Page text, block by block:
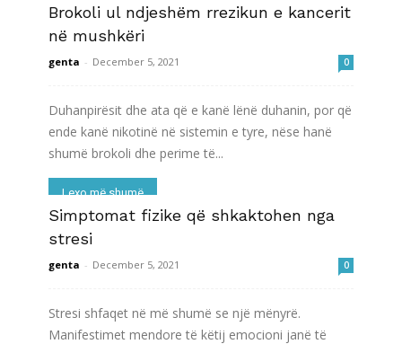
Brokoli ul ndjeshëm rrezikun e kancerit
në mushkëri
genta - December 5, 2021 0
Duhanpirësit dhe ata që e kanë lënë duhanin, por që
ende kanë nikotinë në sistemin e tyre, nëse hanë
shumë brokoli dhe perime të...
Lexo më shumë
Simptomat fizike që shkaktohen nga
stresi
genta - December 5, 2021 0
Stresi shfaqet në më shumë se një mënyrë.
Manifestimet mendore të këtij emocioni janë të